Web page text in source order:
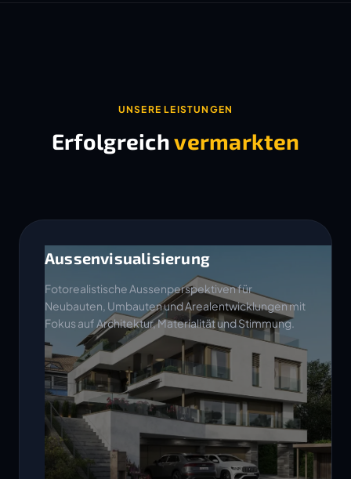
UNSERE LEISTUNGEN
Erfolgreichvermarkten
Aussenvisualisierung
Fotorealistische Aussenperspektiven für
Neubauten, Umbauten und Arealentwicklungen mit
Fokus auf Architektur, Materialität und Stimmung.